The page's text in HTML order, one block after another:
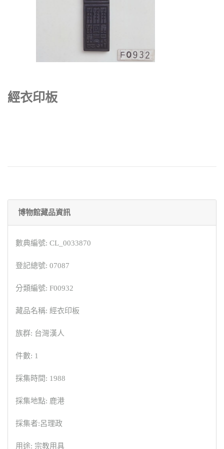
經衣印板
博物館藏品資訊
數典編號: CL_0033870
登記總號: 07087
分類編號: F00932
藏品名稱: 經衣印板
族群: 台灣漢人
件數: 1
採集時間: 1988
採集地點: 鹿港
採集者:呂理政
用途: 宗教用具